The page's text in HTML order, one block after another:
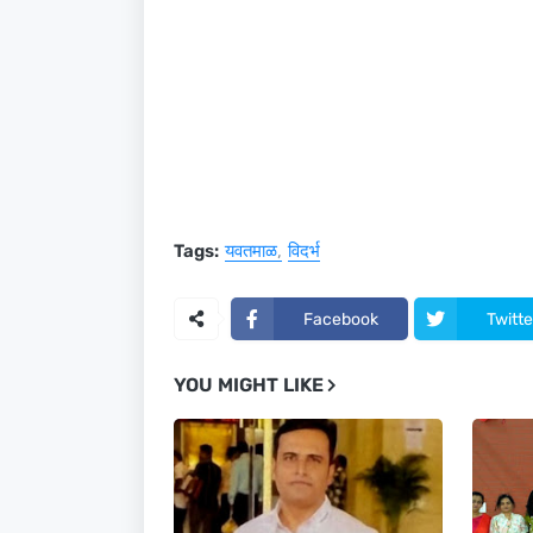
Tags: यवतमाळ विदर्भ
Facebook
YOU MIGHT LIKE